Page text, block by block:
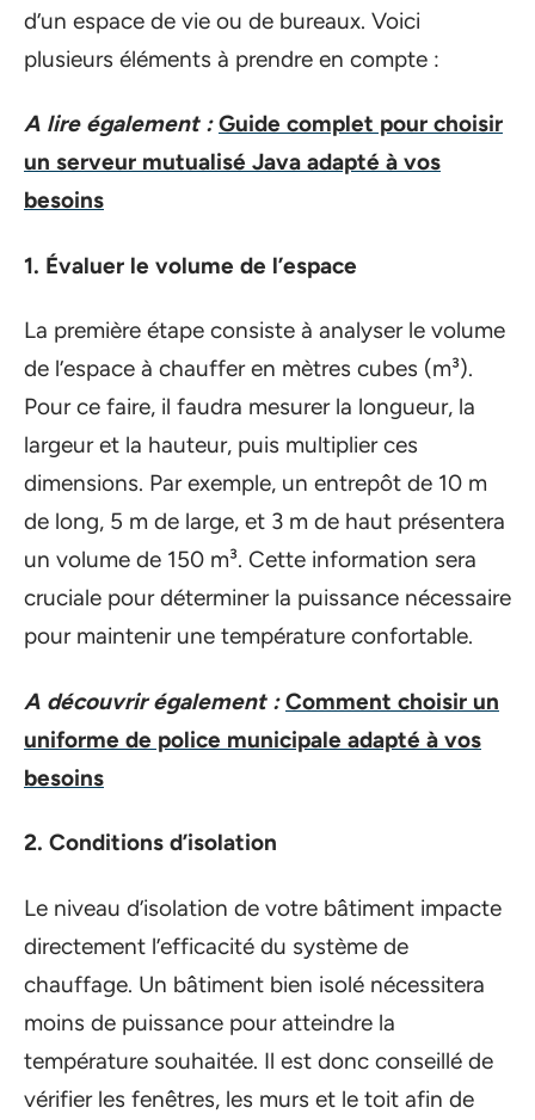
d’un espace de vie ou de bureaux. Voici
plusieurs éléments à prendre en compte :
A lire également : Guide complet pour choisir
un serveur mutualisé Java adapté à vos
besoins
1. Évaluer le volume de l’espace
La première étape consiste à analyser le volume
de l’espace à chauffer en mètres cubes (m³).
Pour ce faire, il faudra mesurer la longueur, la
largeur et la hauteur, puis multiplier ces
dimensions. Par exemple, un entrepôt de 10 m
de long, 5 m de large, et 3 m de haut présentera
un volume de 150 m³. Cette information sera
cruciale pour déterminer la puissance nécessaire
pour maintenir une température confortable.
A découvrir également : Comment choisir un
uniforme de police municipale adapté à vos
besoins
2. Conditions d’isolation
Le niveau d’isolation de votre bâtiment impacte
directement l’efficacité du système de
chauffage. Un bâtiment bien isolé nécessitera
moins de puissance pour atteindre la
température souhaitée. Il est donc conseillé de
vérifier les fenêtres, les murs et le toit afin de